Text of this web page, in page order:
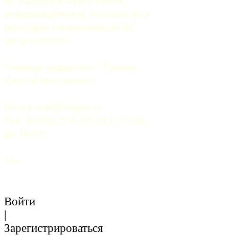
информационных технологий и
массовых коммуникаций 06
августа 2009 г.
Главный редактор — Грачев
Сергей Викторович.
Почта: mail@5uglov.ru
Тел. 8 (812) 274-35-25 (c 12.00
до 18.00)
12+
Войти
|
Зарегистрироваться